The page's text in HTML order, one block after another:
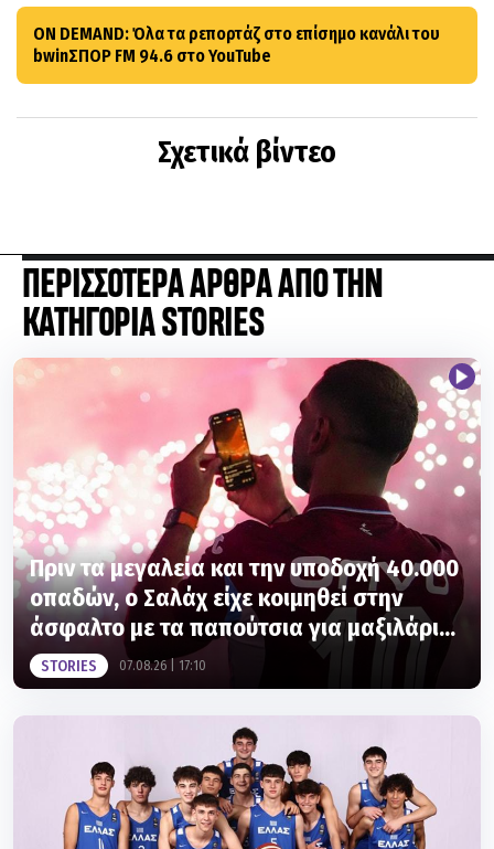
ON DEMAND: Όλα τα ρεπορτάζ στο επίσημο κανάλι του
bwinΣΠΟΡ FM 94.6 στο YouTube
Σχετικά βίντεο
ΠΕΡΙΣΣΟΤΕΡΑ ΑΡΘΡΑ ΑΠΟ ΤΗΝ
ΚΑΤΗΓΟΡΙΑ STORIES
Πριν τα μεγαλεία και την υποδοχή 40.000
οπαδών, ο Σαλάχ είχε κοιμηθεί στην
άσφαλτο με τα παπούτσια για μαξιλάρι...
STORIES 07.08.26 | 17:10